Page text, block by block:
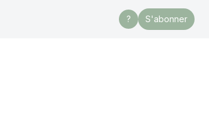
? S'abonner